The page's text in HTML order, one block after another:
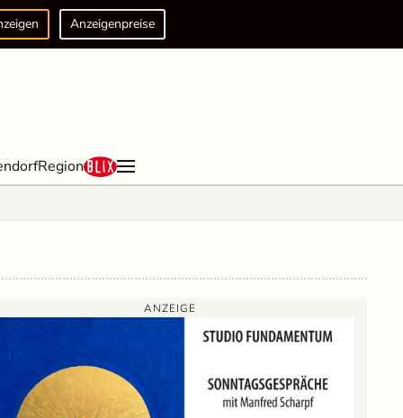
Anzeigenpreise
Region
ANZEIGE